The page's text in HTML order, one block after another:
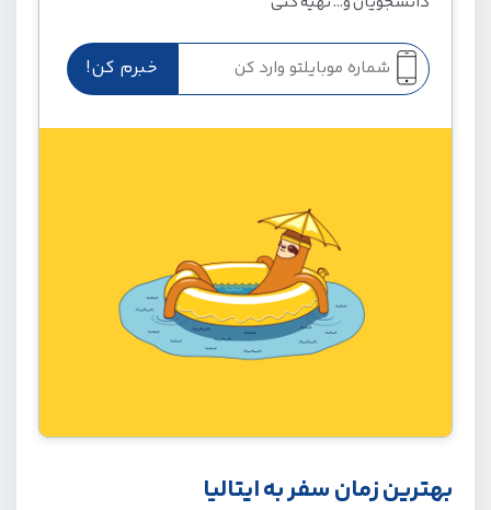
بهترین زمان سفر به ایتالیا